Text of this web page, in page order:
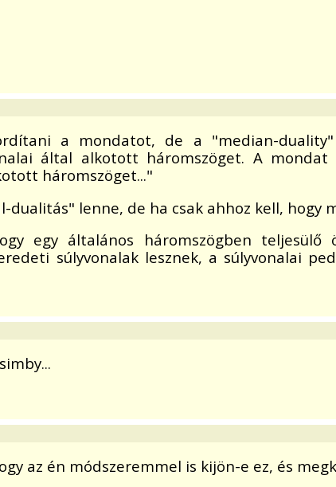
a mondatot, de a "median-
által alkotott háromszöget. A mondat
háromszöget..."
dualitás" lenne, de ha csak ahhoz kell,
egy általános háromszögben teljesülő
súlyvonalak lesznek, a súlyvonalai
az én módszeremmel is kijön-e ez, és